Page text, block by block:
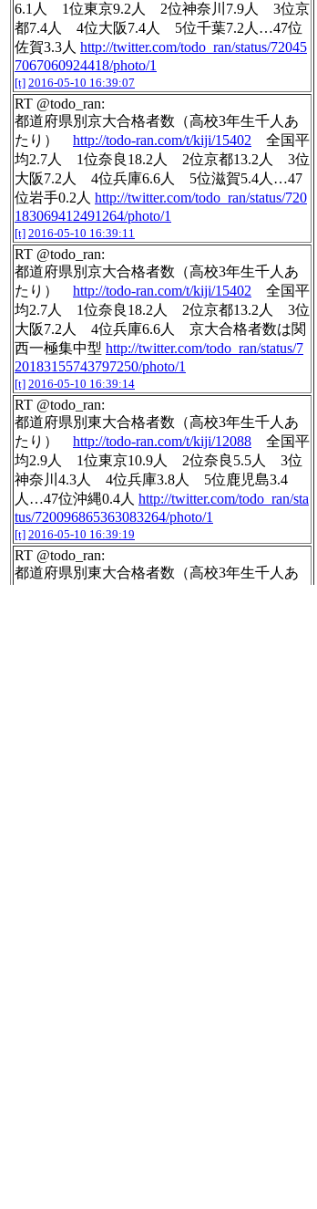
6.1人 1位東京9.2人 2位神奈川7.9人 3位京
都7.4人 4位大阪7.4人 5位千葉7.2人…47位
佐賀3.3人 http://twitter.com/todo_ran/status/72045
7067060924418/photo/1
[t] 2016-05-10 16:39:07
RT @todo_ran:
都道府県別京大合格者数（高校3年生千人あ
たり） http://todo-ran.com/t/kiji/15402 全国平
均2.7人 1位奈良18.2人 2位京都13.2人 3位
大阪7.2人 4位兵庫6.6人 5位滋賀5.4人…47
位岩手0.2人 http://twitter.com/todo_ran/status/720
183069412491264/photo/1
[t] 2016-05-10 16:39:11
RT @todo_ran:
都道府県別京大合格者数（高校3年生千人あ
たり） http://todo-ran.com/t/kiji/15402 全国平
均2.7人 1位奈良18.2人 2位京都13.2人 3位
大阪7.2人 4位兵庫6.6人 京大合格者数は関
西一極集中型 http://twitter.com/todo_ran/status/7
20183155743797250/photo/1
[t] 2016-05-10 16:39:14
RT @todo_ran:
都道府県別東大合格者数（高校3年生千人あ
たり） http://todo-ran.com/t/kiji/12088 全国平
均2.9人 1位東京10.9人 2位奈良5.5人 3位
神奈川4.3人 4位兵庫3.8人 5位鹿児島3.4
人…47位沖縄0.4人 http://twitter.com/todo_ran/sta
tus/720096865363083264/photo/1
[t] 2016-05-10 16:39:19
RT @todo_ran:
都道府県別東大合格者数（高校3年生千人あ